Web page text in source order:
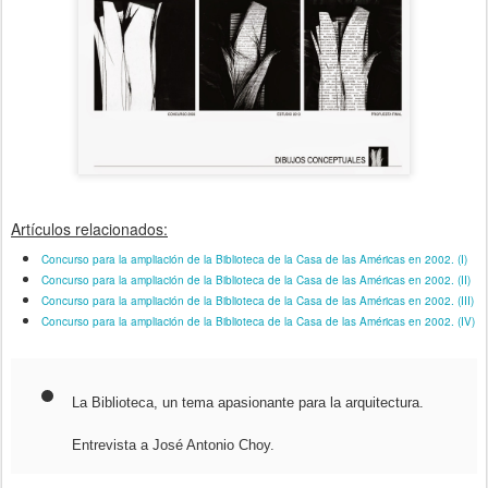
Artículos relacionados:
Concurso para la ampliación de la Biblioteca de la Casa de las Américas en 2002. (I)
Concurso para la ampliación de la Biblioteca de la Casa de las Américas en 2002. (II)
Concurso para la ampliación de la Biblioteca de la Casa de las Américas en 2002. (III)
Concurso para la ampliación de la Biblioteca de la Casa de las Américas en 2002. (IV)
La Biblioteca, un tema apasionante para la arquitectura.
Entrevista a José Antonio Choy.